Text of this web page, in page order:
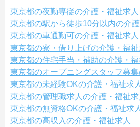
東京都の夜勤専従の介護・福祉求人
東京都の駅から徒歩10分以内の介
東京都の車通勤可の介護・福祉求人
東京都の寮・借り上げの介護・福祉
東京都の住宅手当・補助の介護・福
東京都のオープニングスタッフ募
東京都の未経験OKの介護・福祉求人
東京都の管理職求人の介護・福祉求
東京都の無資格OKの介護・福祉求人
東京都の高収入の介護・福祉求人